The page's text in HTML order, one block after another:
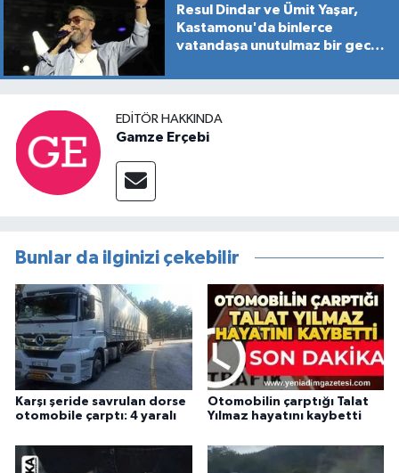
Resul Dindar ve Ümit Yaşar,
Kastamonu'da binlerce
vatandaşa unutulmaz bir gece
EDITÖR HAKKINDA
Gamze Erçebi
Bunlar da ilginizi çekebilir
Karşı şeride savrulan dorse
otomobile çarptı: 4 yaralı
Otomobilin çarptığı Talat
Yılmaz hayatını kaybetti